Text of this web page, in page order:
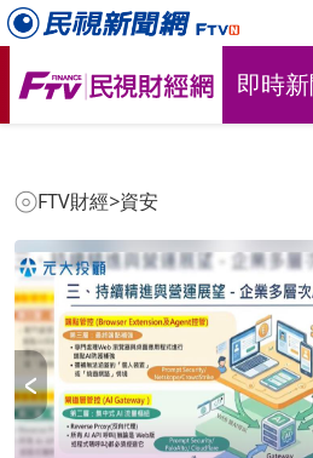
即時
FTV財經>資安